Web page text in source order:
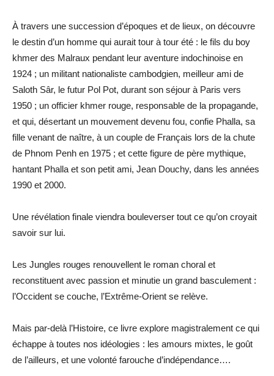
À travers une succession d’époques et de lieux, on découvre
le destin d’un homme qui aurait tour à tour été : le fils du boy
khmer des Malraux pendant leur aventure indochinoise en
1924 ; un militant nationaliste cambodgien, meilleur ami de
Saloth Sâr, le futur Pol Pot, durant son séjour à Paris vers
1950 ; un officier khmer rouge, responsable de la propagande,
et qui, désertant un mouvement devenu fou, confie Phalla, sa
fille venant de naître, à un couple de Français lors de la chute
de Phnom Penh en 1975 ; et cette figure de père mythique,
hantant Phalla et son petit ami, Jean Douchy, dans les années
1990 et 2000.
Une révélation finale viendra bouleverser tout ce qu’on croyait
savoir sur lui.
Les Jungles rouges renouvellent le roman choral et
reconstituent avec passion et minutie un grand basculement :
l’Occident se couche, l’Extrême-Orient se relève.
Mais par-delà l’Histoire, ce livre explore magistralement ce qui
échappe à toutes nos idéologies : les amours mixtes, le goût
de l’ailleurs, et une volonté farouche d’indépendance….